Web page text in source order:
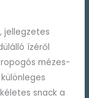
jellegzetes
ízéről
mézes-
snack a